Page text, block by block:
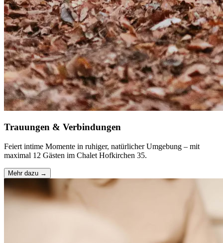
Trauungen & Verbindungen
Feiert intime Momente in ruhiger, natürlicher Umgebung – mit
maximal 12 Gästen im Chalet Hofkirchen 35.
Mehr dazu →